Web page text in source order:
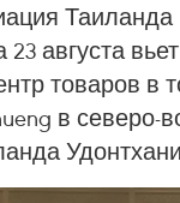
23 августа
товаров в
в северо-